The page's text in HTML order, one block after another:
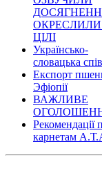
ОКРЕСЛИЛИ
ЦІЛІ
Українсько-
словацька
Експорт
Эфіопії
ВАЖЛИВЕ
Рекомендації
карнетам